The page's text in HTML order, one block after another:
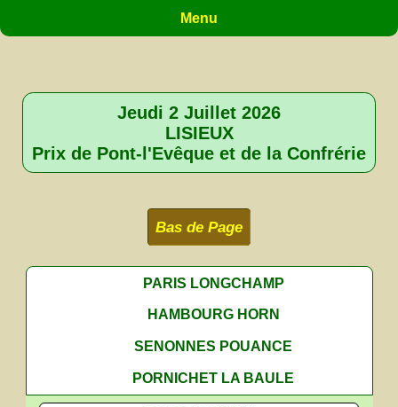
Menu
Jeudi 2 Juillet 2026
LISIEUX
Prix de Pont-l'Evêque et de la Confrérie
Bas de Page
PARIS LONGCHAMP
HAMBOURG HORN
SENONNES POUANCE
PORNICHET LA BAULE